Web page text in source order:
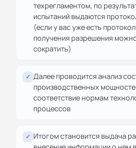
техрегламентом, по
испытаний выдаются
(если у вас уже есть
получения разрешения
сократить)
✓ Далее проводится анализ
производственных
соответствие нормам
процессов
✓ Итогом становится выдача